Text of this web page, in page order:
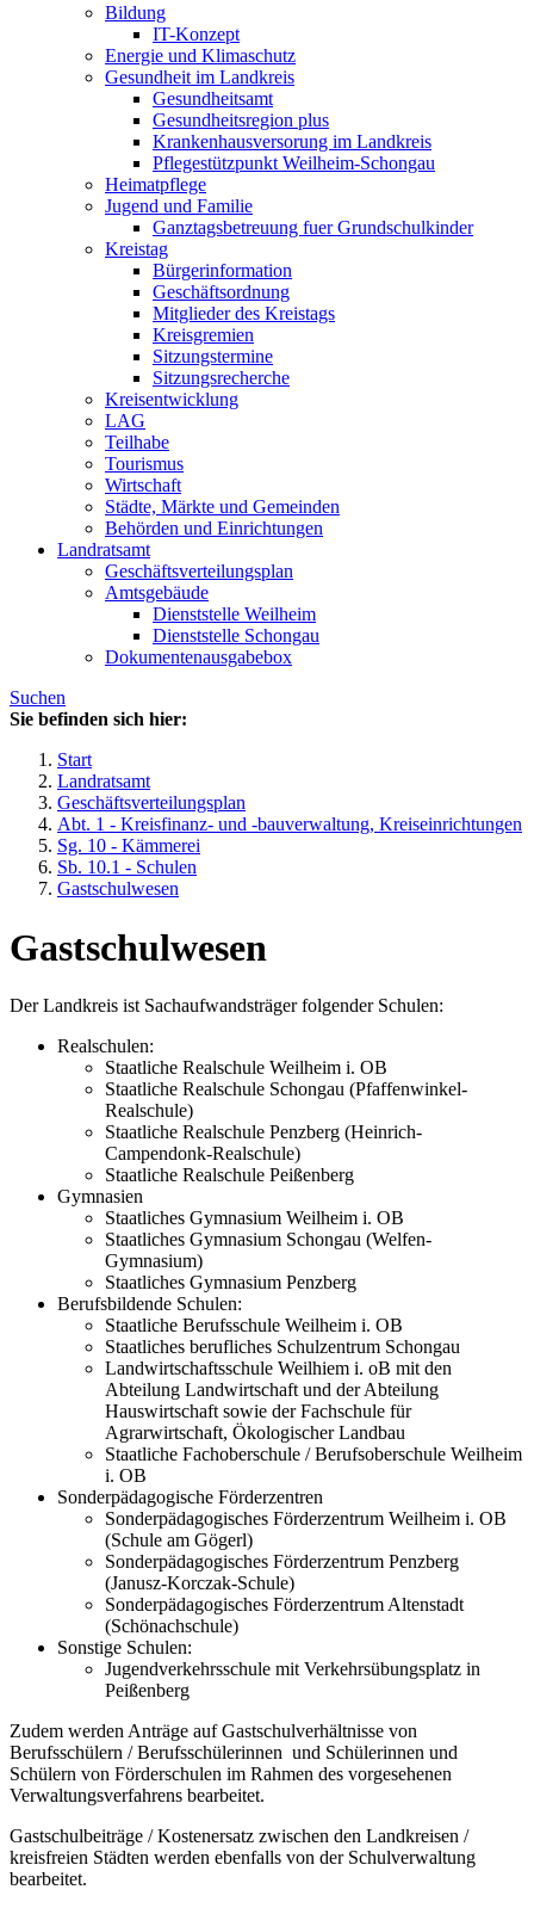
Bildung
IT-Konzept
Energie und Klimaschutz
Gesundheit im Landkreis
Gesundheitsamt
Gesundheitsregion plus
Krankenhausversorung im Landkreis
Pflegestützpunkt Weilheim-Schongau
Heimatpflege
Jugend und Familie
Ganztagsbetreuung fuer Grundschulkinder
Kreistag
Bürgerinformation
Geschäftsordnung
Mitglieder des Kreistags
Kreisgremien
Sitzungstermine
Sitzungsrecherche
Kreisentwicklung
LAG
Teilhabe
Tourismus
Wirtschaft
Städte, Märkte und Gemeinden
Behörden und Einrichtungen
Landratsamt
Geschäftsverteilungsplan
Amtsgebäude
Dienststelle Weilheim
Dienststelle Schongau
Dokumentenausgabebox
Suchen
Sie befinden sich hier:
Start
Landratsamt
Geschäftsverteilungsplan
Abt. 1 - Kreisfinanz- und -bauverwaltung, Kreiseinrichtungen
Sg. 10 - Kämmerei
Sb. 10.1 - Schulen
Gastschulwesen
Gastschulwesen
Der Landkreis ist Sachaufwandsträger folgender Schulen:
Realschulen:
Staatliche Realschule Weilheim i. OB
Staatliche Realschule Schongau (Pfaffenwinkel-
Realschule)
Staatliche Realschule Penzberg (Heinrich-
Campendonk-Realschule)
Staatliche Realschule Peißenberg
Gymnasien
Staatliches Gymnasium Weilheim i. OB
Staatliches Gymnasium Schongau (Welfen-
Gymnasium)
Staatliches Gymnasium Penzberg
Berufsbildende Schulen:
Staatliche Berufsschule Weilheim i. OB
Staatliches berufliches Schulzentrum Schongau
Landwirtschaftsschule Weilhiem i. oB mit den
Abteilung Landwirtschaft und der Abteilung
Hauswirtschaft sowie der Fachschule für
Agrarwirtschaft, Ökologischer Landbau
Staatliche Fachoberschule / Berufsoberschule Weilheim
i. OB
Sonderpädagogische Förderzentren
Sonderpädagogisches Förderzentrum Weilheim i. OB
(Schule am Gögerl)
Sonderpädagogisches Förderzentrum Penzberg
(Janusz-Korczak-Schule)
Sonderpädagogisches Förderzentrum Altenstadt
(Schönachschule)
Sonstige Schulen:
Jugendverkehrsschule mit Verkehrsübungsplatz in
Peißenberg
Zudem werden Anträge auf Gastschulverhältnisse von
Berufsschülern / Berufsschülerinnen und Schülerinnen und
Schülern von Förderschulen im Rahmen des vorgesehenen
Verwaltungsverfahrens bearbeitet.
Gastschulbeiträge / Kostenersatz zwischen den Landkreisen /
kreisfreien Städten werden ebenfalls von der Schulverwaltung
bearbeitet.